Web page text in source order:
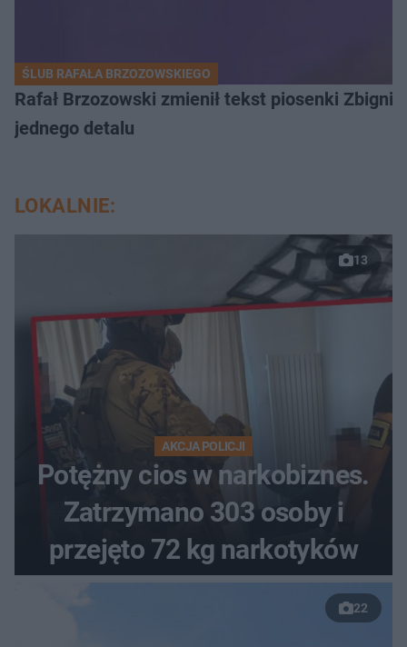
ŚLUB RAFAŁA BRZOZOWSKIEGO
Rafał Brzozowski zmienił tekst piosenki
jednego detalu
LOKALNIE:
13
AKCJA POLICJI
Potężny cios w narkobiznes.
Zatrzymano 303 osoby i
przejęto 72 kg narkotyków
22